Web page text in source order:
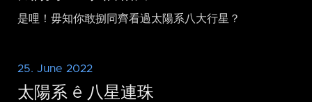
是哩！毋知你敢捌同齊看過太陽系八大行星？
25. June 2022
太陽系 ê 八星連珠